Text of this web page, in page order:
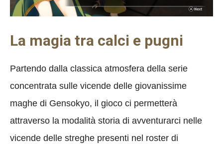
La magia tra calci e pugni
Partendo dalla classica atmosfera della serie
concentrata sulle vicende delle giovanissime
maghe di Gensokyo, il gioco ci permetterà
attraverso la modalità storia di avventurarci nelle
vicende delle streghe presenti nel roster di